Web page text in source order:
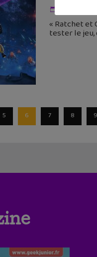
« Ratchet et
tester le jeu,
5 6 7 8 9